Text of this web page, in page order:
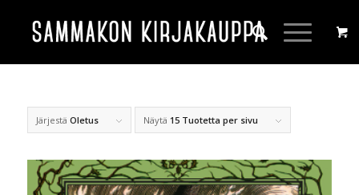
Järjestä Oletus Näytä 15 Tuotetta per sivu